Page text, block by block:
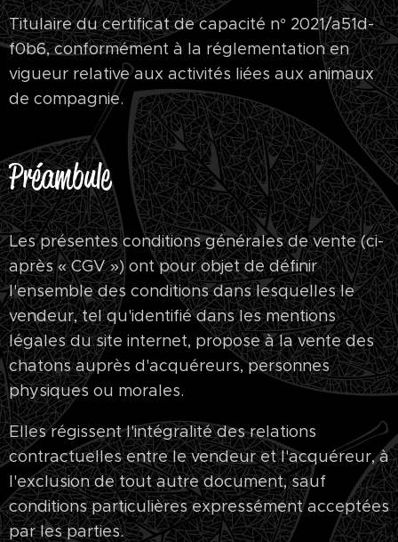
Titulaire du certificat de capacité n° 2021/a51d-
f0b6, conformément à la réglementation en
vigueur relative aux activités liées aux animaux
de compagnie.
Préambule
Les présentes conditions générales de vente (ci-
après « CGV ») ont pour objet de définir
l'ensemble des conditions dans lesquelles le
vendeur, tel qu'identifié dans les mentions
légales du site internet, propose à la vente des
chatons auprès d'acquéreurs, personnes
physiques ou morales.
Elles régissent l'intégralité des relations
contractuelles entre le vendeur et l'acquéreur, à
l'exclusion de tout autre document, sauf
conditions particulières expressément acceptées
par les parties.